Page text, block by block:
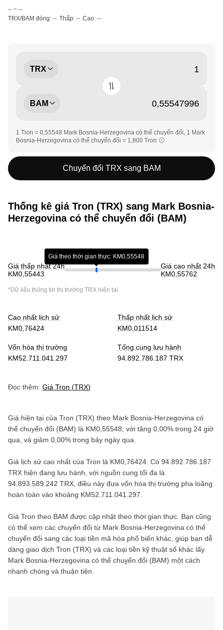
-- ~ --
TRX/BAM đóng: -- Thấp: -- Cao: --
TRX
BAM
1 Tron = 0,55548 Mark Bosnia-Herzegovina có thể chuyển đổi, 1 Mark
Bosnia-Herzegovina có thể chuyển đổi = 1,800 Tron
Chuyển đổi TRX sang BAM
Thống kê giá Tron (TRX) sang Mark Bosnia-
Herzegovina có thể chuyển đổi (BAM)
Giá thấp nhất 24h
KM0,55443
Giá theo thời gian thực: KM0,55548
Giá cao nhất 24h
KM0,55762
*Dữ liệu thông tin thị trường TRX hiện tại.
Cao nhất lịch sử
KM0,76424
Thấp nhất lịch sử
KM0,011514
Vốn hóa thị trường
KM52.711.041.297
Tổng cung lưu hành
94.892.786.187 TRX
Đọc thêm: Giá Tron (TRX)
Giá hiện tại của Tron (TRX) theo Mark Bosnia-Herzegovina có
thể chuyển đổi (BAM) là KM0,55548 , với tăng 0,00% trong 24 giờ
qua, và giảm 0,00% trong bảy ngày qua.
Giá lịch sử cao nhất của Tron là KM0,76424 . Có 94.892.786.187
TRX hiện đang lưu hành, với nguồn cung tối đa là
94.893.589.242 TRX , điều này đưa vốn hóa thị trường pha loãng
hoàn toàn vào khoảng KM52.711.041.297
Giá Tron theo BAM được cập nhật theo thời gian thực. Bạn cũng
có thể xem các chuyển đổi từ Mark Bosnia-Herzegovina có thể
chuyển đổi sang các loại tiền mã hóa phổ biến khác, giúp bạn dễ
dàng giao dịch Tron (TRX) và các loại tiền kỹ thuật số khác lấy
Mark Bosnia-Herzegovina có thể chuyển đổi (BAM) một cách
nhanh chóng và thuận tiện.